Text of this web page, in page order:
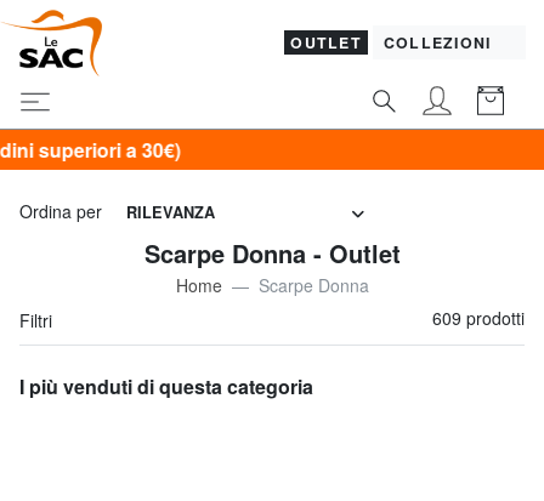
OUTLET COLLEZIONI
Ordina per RILEVANZA
Scarpe Donna - Outlet
Home
Scarpe Donna
Filtri
609 prodotti
I più venduti di questa categoria